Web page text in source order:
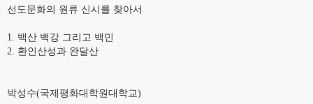
선도문화의 원류 신시를 찾아서
1. 백산 백강 그리고 백민
2. 환인산성과 완달산
박성수(국제평화대학원대학교)